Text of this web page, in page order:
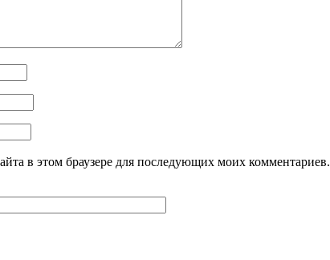
в этом браузере для последующих моих комментариев.